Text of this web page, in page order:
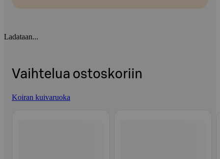
Ladataan...
Vaihtelua ostoskoriin
Koiran kuivaruoka